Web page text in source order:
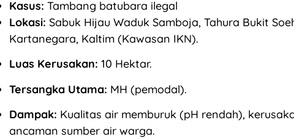
Kasus: Tambang batubara ilegal
Lokasi: Sabuk Hijau Waduk Samboja, Tahura Bukit
Kartanegara, Kaltim (Kawasan IKN).
Luas Kerusakan: 10 Hektar.
Tersangka Utama: MH (pemodal).
Dampak: Kualitas air memburuk (pH rendah),
ancaman sumber air warga.